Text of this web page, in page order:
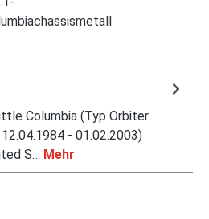
Columbia (Typ Orbiter
- 01.02.2003)
S… Mehr